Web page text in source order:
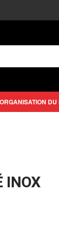
ORGANISATION
INOX